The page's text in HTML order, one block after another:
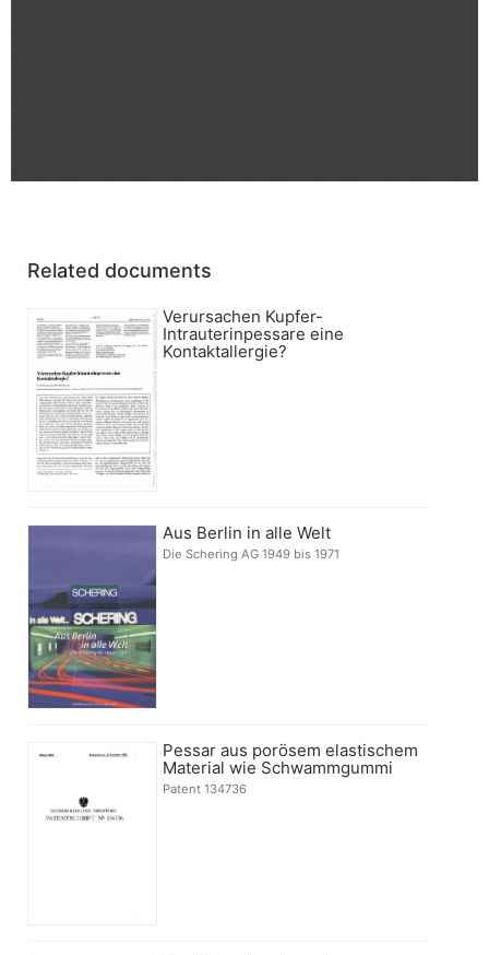
Related documents
Verursachen Kupfer-
Intrauterinpessare eine
Kontaktallergie?
Aus Berlin in alle Welt
Die Schering AG 1949 bis 1971
Pessar aus porösem elastischem
Material wie Schwammgummi
Patent 134736